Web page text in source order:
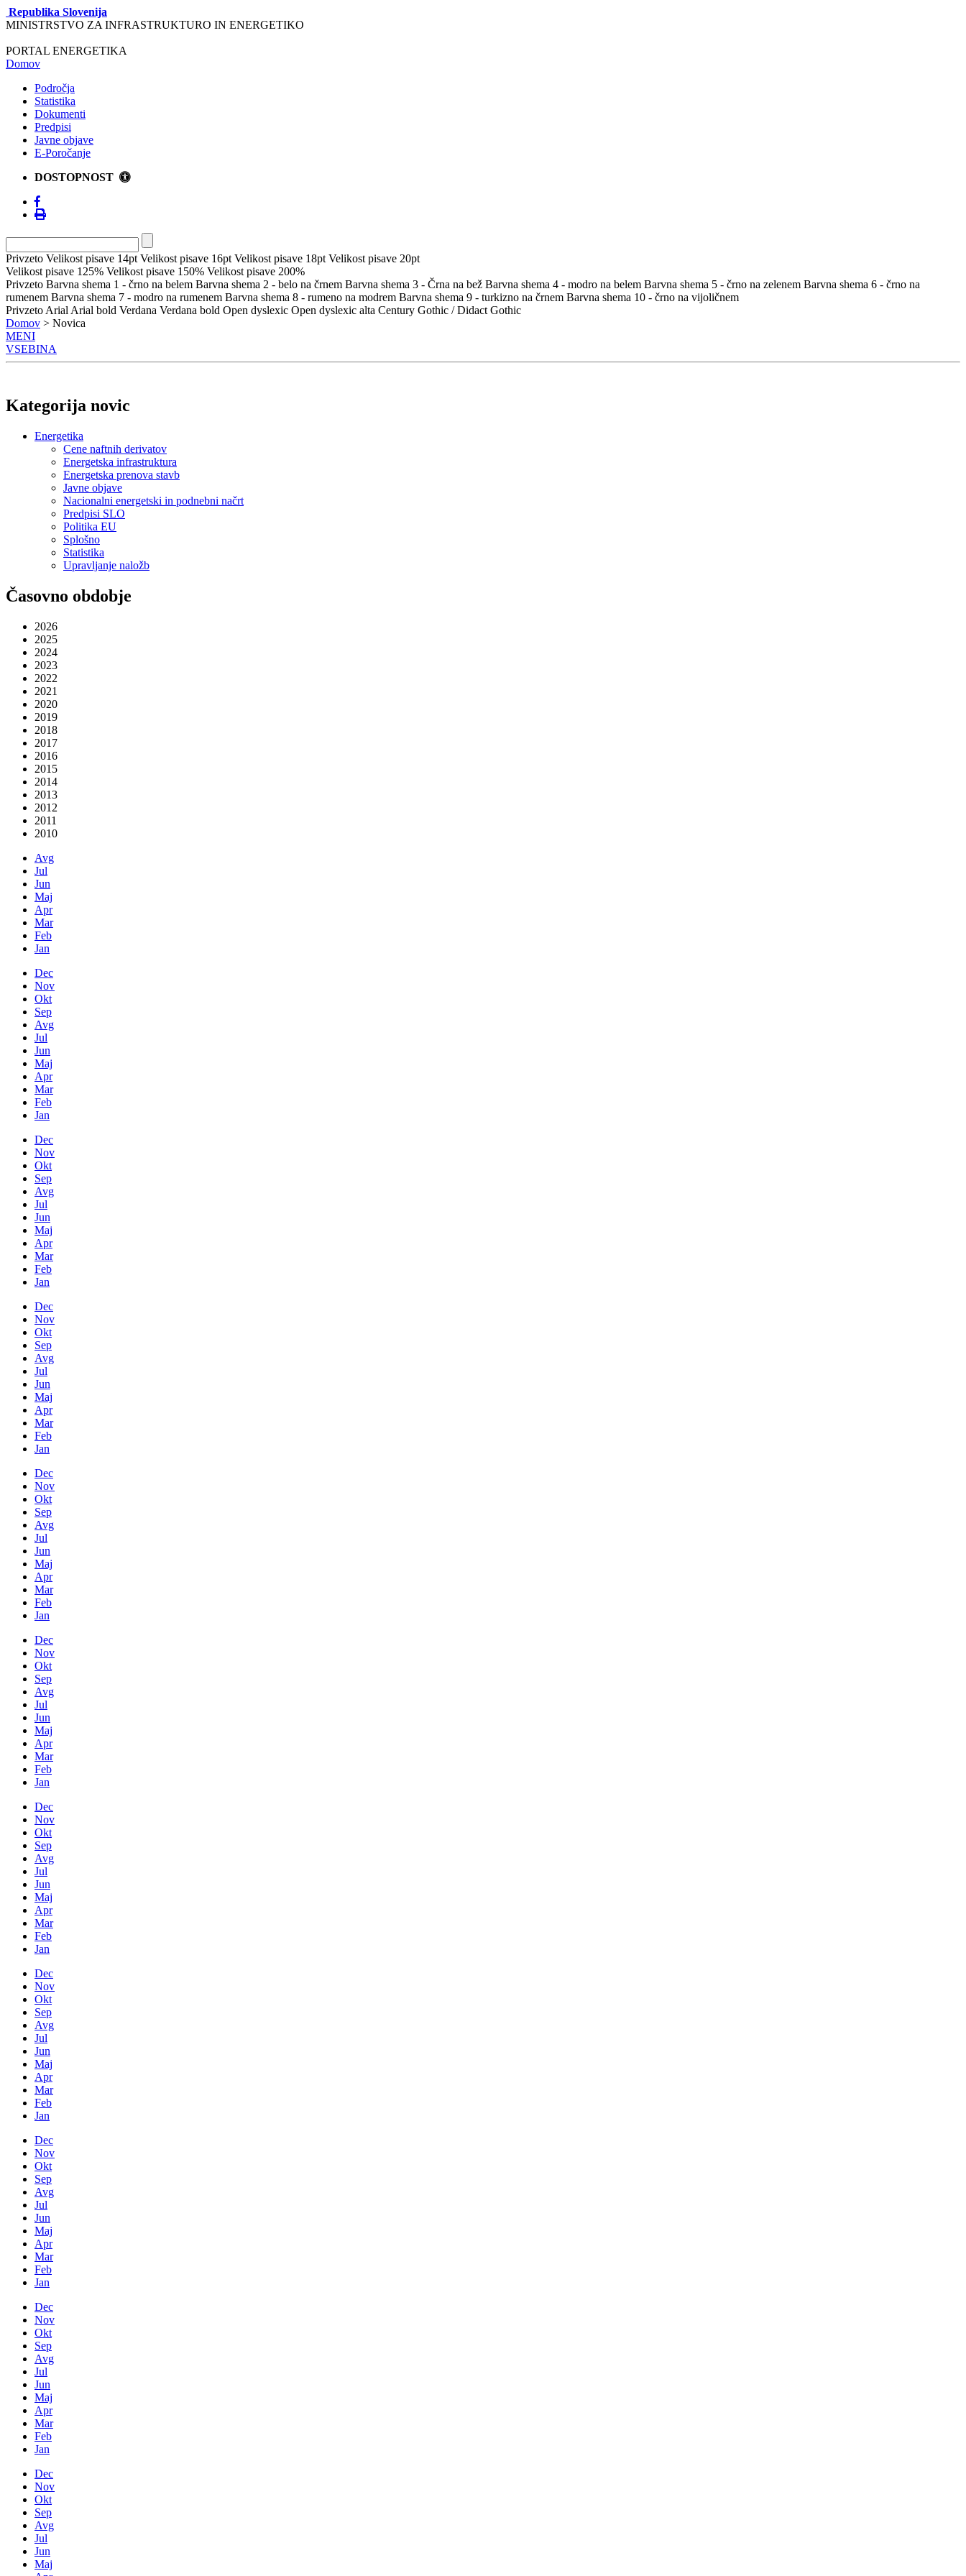
Republika Slovenija
MINISTRSTVO ZA INFRASTRUKTURO IN ENERGETIKO
PORTAL ENERGETIKA
Domov
Področja
Statistika
Dokumenti
Predpisi
Javne objave
E-Poročanje
DOSTOPNOST
Privzeto Velikost pisave 14pt Velikost pisave 16pt Velikost pisave 18pt Velikost pisave 20pt
Velikost pisave 125% Velikost pisave 150% Velikost pisave 200%
Privzeto Barvna shema 1 - črno na belem Barvna shema 2 - belo na črnem Barvna shema 3 - Črna na bež Barvna shema 4 - modro na belem Barvna shema 5 - črno na zelenem Barvna shema 6 - črno na
rumenem Barvna shema 7 - modro na rumenem Barvna shema 8 - rumeno na modrem Barvna shema 9 - turkizno na črnem Barvna shema 10 - črno na vijoličnem
Privzeto Arial Arial bold Verdana Verdana bold Open dyslexic Open dyslexic alta Century Gothic / Didact Gothic
Domov > Novica
MENI
VSEBINA
Kategorija novic
Energetika
Cene naftnih derivatov
Energetska infrastruktura
Energetska prenova stavb
Javne objave
Nacionalni energetski in podnebni načrt
Predpisi SLO
Politika EU
Splošno
Statistika
Upravljanje naložb
Časovno obdobje
2026
2025
2024
2023
2022
2021
2020
2019
2018
2017
2016
2015
2014
2013
2012
2011
2010
Avg
Jul
Jun
Maj
Apr
Mar
Feb
Jan
Dec
Nov
Okt
Sep
Avg
Jul
Jun
Maj
Apr
Mar
Feb
Jan
Dec
Nov
Okt
Sep
Avg
Jul
Jun
Maj
Apr
Mar
Feb
Jan
Dec
Nov
Okt
Sep
Avg
Jul
Jun
Maj
Apr
Mar
Feb
Jan
Dec
Nov
Okt
Sep
Avg
Jul
Jun
Maj
Apr
Mar
Feb
Jan
Dec
Nov
Okt
Sep
Avg
Jul
Jun
Maj
Apr
Mar
Feb
Jan
Dec
Nov
Okt
Sep
Avg
Jul
Jun
Maj
Apr
Mar
Feb
Jan
Dec
Nov
Okt
Sep
Avg
Jul
Jun
Maj
Apr
Mar
Feb
Jan
Dec
Nov
Okt
Sep
Avg
Jul
Jun
Maj
Apr
Mar
Feb
Jan
Dec
Nov
Okt
Sep
Avg
Jul
Jun
Maj
Apr
Mar
Feb
Jan
Dec
Nov
Okt
Sep
Avg
Jul
Jun
Maj